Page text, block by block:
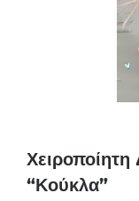
“Κούκλα”